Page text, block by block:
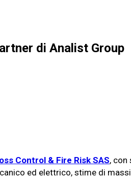
di Analist Group
Control & Fire Risk SAS, con
ed elettrico, stime di